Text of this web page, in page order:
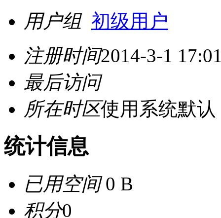
用户组 初级用户
注册时间2014-3-1
最后访问
所在时区使用系统默认
统计信息
已用空间0 B
积分0